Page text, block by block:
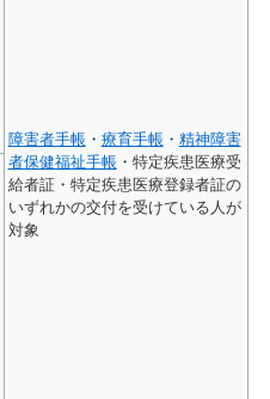
障害者手帳・ 療育手帳・ 精神障害
者保健福祉手帳・特定疾患医療受
給者証・特定疾患医療登録者証の
いずれかの交付を受けている人が
対象